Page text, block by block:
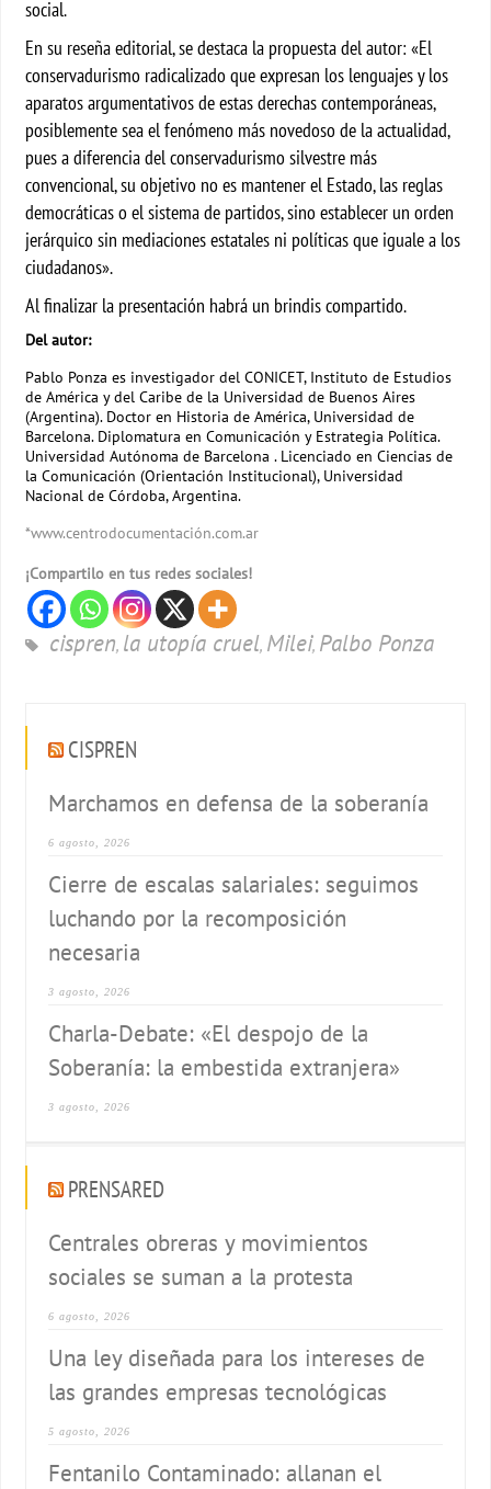
social.
En su reseña editorial, se destaca la propuesta del autor: «El
conservadurismo radicalizado que expresan los lenguajes y los
aparatos argumentativos de estas derechas contemporáneas,
posiblemente sea el fenómeno más novedoso de la actualidad,
pues a diferencia del conservadurismo silvestre más
convencional, su objetivo no es mantener el Estado, las reglas
democráticas o el sistema de partidos, sino establecer un orden
jerárquico sin mediaciones estatales ni políticas que iguale a los
ciudadanos».
Al finalizar la presentación habrá un brindis compartido.
Del autor:
Pablo Ponza es investigador del CONICET, Instituto de Estudios
de América y del Caribe de la Universidad de Buenos Aires
(Argentina). Doctor en Historia de América, Universidad de
Barcelona. Diplomatura en Comunicación y Estrategia Política.
Universidad Autónoma de Barcelona . Licenciado en Ciencias de
la Comunicación (Orientación Institucional), Universidad
Nacional de Córdoba, Argentina.
*www.centrodocumentación.com.ar
¡Compartilo en tus redes sociales!
cispren, la utopía cruel, Milei, Palbo Ponza
CISPREN
Marchamos en defensa de la soberanía
6 agosto, 2026
Cierre de escalas salariales: seguimos
luchando por la recomposición
necesaria
3 agosto, 2026
Charla-Debate: «El despojo de la
Soberanía: la embestida extranjera»
3 agosto, 2026
PRENSARED
Centrales obreras y movimientos
sociales se suman a la protesta
6 agosto, 2026
Una ley diseñada para los intereses de
las grandes empresas tecnológicas
5 agosto, 2026
Fentanilo Contaminado: allanan el